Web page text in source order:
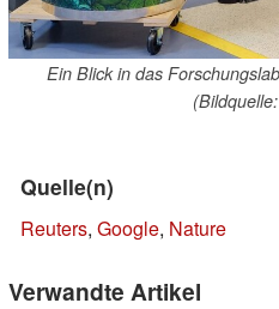
Ein Blick in das
Quelle(n)
Reuters, Google, Nature
Verwandte Artikel